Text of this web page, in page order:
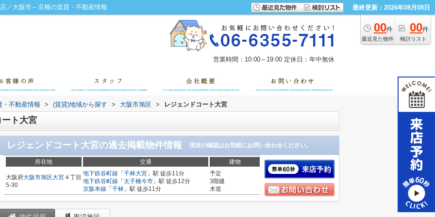
／大阪市～京橋の賃貸・不動産情報 最終更新：2026年08月08日
00件
最近見た物件
00件
検討リスト
営業時間：10:00～19:00 定休日：年中無休
・不動産情報 > (賃貸)地域から探す > 大阪市旭区 > レジェンドコート大宮
ト大宮
レジェンドコート大宮の過去掲載物件情報 現況の確認はお気軽にお問い合わせください。
所在地 交通 建物
大阪府大阪市旭区大宮４丁目
5-30
地下鉄谷町線 「 千林大宮 」駅 徒歩11分
地下鉄谷町線 「 太子橋今市 」駅 徒歩12分
京阪本線 「 千林 」駅 徒歩11分
予定
3階建
木造